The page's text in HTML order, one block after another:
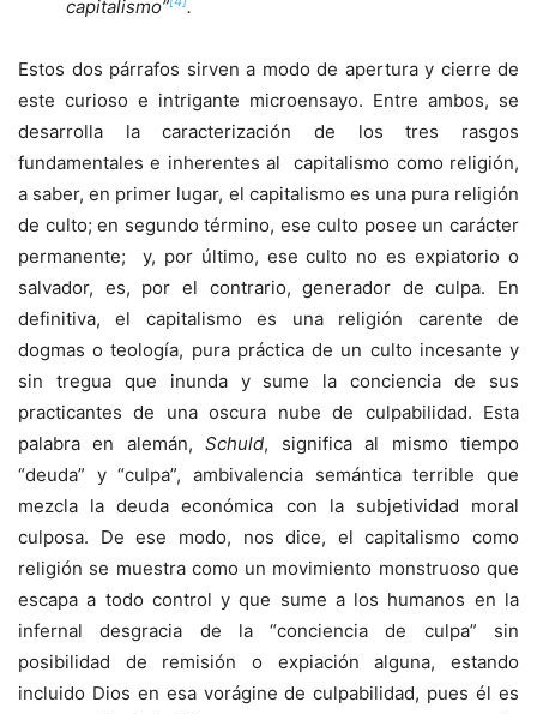
capitalismo” .
Estos dos párrafos sirven a modo de apertura y cierre de
este curioso e intrigante microensayo. Entre ambos, se
desarrolla la caracterización de los tres rasgos
fundamentales e inherentes al capitalismo como religión,
a saber, en primer lugar, el capitalismo es una pura religión
de culto; en segundo término, ese culto posee un carácter
permanente; y, por último, ese culto no es expiatorio o
salvador, es, por el contrario, generador de culpa. En
definitiva, el capitalismo es una religión carente de
dogmas o teología, pura práctica de un culto incesante y
sin tregua que inunda y sume la conciencia de sus
practicantes de una oscura nube de culpabilidad. Esta
palabra en alemán,Schuld, significa al mismo tiempo
“deuda” y “culpa”, ambivalencia semántica terrible que
mezcla la deuda económica con la subjetividad moral
culposa. De ese modo, nos dice, el capitalismo como
religión se muestra como un movimiento monstruoso que
escapa a todo control y que sume a los humanos en la
infernal desgracia de la “conciencia de culpa” sin
posibilidad de remisión o expiación alguna, estando
incluido Dios en esa vorágine de culpabilidad, pues él es